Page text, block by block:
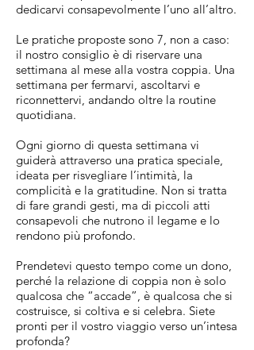
dedicarvi consapevolmente l’uno all’altro.
Le pratiche proposte sono 7, non a caso:
il nostro consiglio è di riservare una
settimana al mese alla vostra coppia. Una
settimana per fermarvi, ascoltarvi e
riconnettervi, andando oltre la routine
quotidiana.
Ogni giorno di questa settimana vi
guiderà attraverso una pratica speciale,
ideata per risvegliare l’intimità, la
complicità e la gratitudine. Non si tratta
di fare grandi gesti, ma di piccoli atti
consapevoli che nutrono il legame e lo
rendono più profondo.
Prendetevi questo tempo come un dono,
perché la relazione di coppia non è solo
qualcosa che “accade”, è qualcosa che si
costruisce, si coltiva e si celebra. Siete
pronti per il vostro viaggio verso un’intesa
profonda?